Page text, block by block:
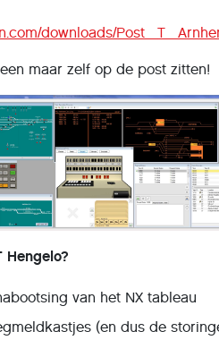
downloads/
maar zelf op de post zitten!
Hengelo?
van het NX tableau
(en dus de